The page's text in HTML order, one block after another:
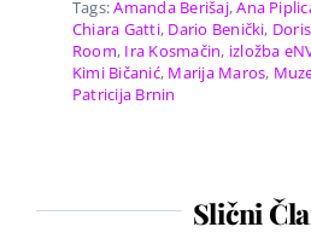
Tags:Amanda Berišaj,Ana
Chiara Gatti, Dario Benički,
Room, Ira Kosmačin, izložba
Kimi Bičanić, Marija Maros,
Patricija Brnin
Slični